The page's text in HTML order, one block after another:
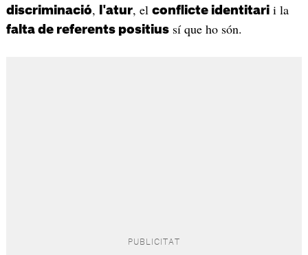
discriminació, l'atur, el conflicte identitarii la
falta de referents positiussí que ho són.